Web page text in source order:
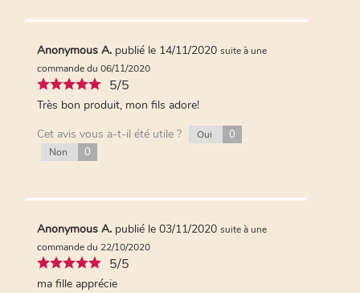
Anonymous A. publié le 14/11/2020 suite à une
commande du 06/11/2020
5/5
Très bon produit, mon fils adore!
Cet avis vous a-t-il été utile ?
Oui 0
Non 0
Anonymous A. publié le 03/11/2020 suite à une
commande du 22/10/2020
5/5
ma fille apprécie